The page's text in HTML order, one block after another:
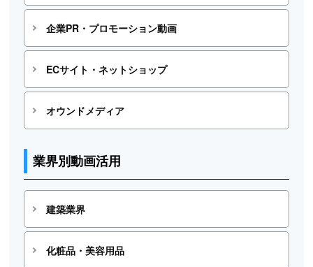
企業PR・プロモーション動画
ECサイト・ネットショップ
オウンドメディア
業界別動画活用
建築業界
化粧品・美容用品